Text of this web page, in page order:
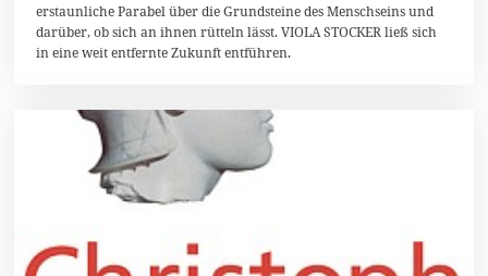
m
b
e
3
erstaunliche Parabel über die Grundsteine des Menschseins und
darüber, ob sich an ihnen rütteln lässt. VIOLA STOCKER ließ sich
in eine weit entfernte Zukunft entführen.